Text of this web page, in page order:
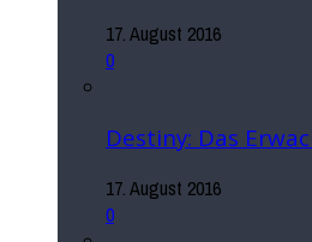
17. August 2016
0
Destiny: Das
17. August 2016
0